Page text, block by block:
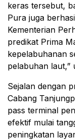
keras tersebut,
Pura juga
Kementerian
predikat Prima
kepelabuhanan
pelabuhan laut,”
Sejalan dengan
Cabang
pass terminal
efektif mulai
peningkatan